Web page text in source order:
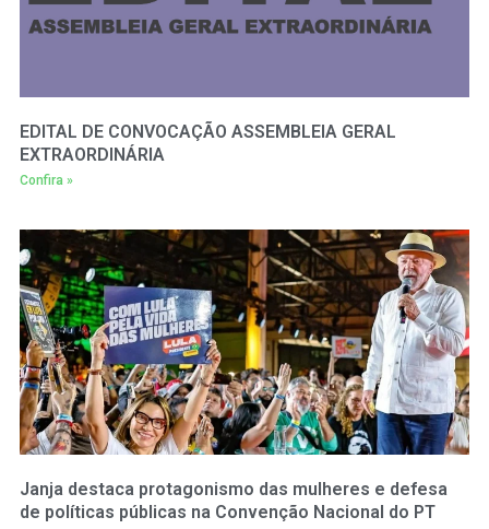
EDITAL DE CONVOCAÇÃO ASSEMBLEIA GERAL
EXTRAORDINÁRIA
Confira »
Janja destaca protagonismo das mulheres e defesa
de políticas públicas na Convenção Nacional do PT